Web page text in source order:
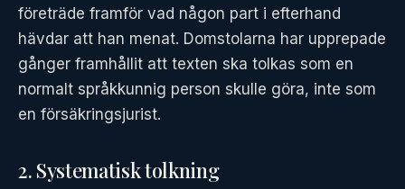
företräde framför vad någon part i efterhand
hävdar att han menat. Domstolarna har upprepade
gånger framhållit att texten ska tolkas som en
normalt språkkunnig person skulle göra, inte som
en försäkringsjurist.
2. Systematisk tolkning